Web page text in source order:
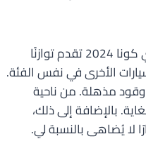
من خلال تجربتي، لاحظت أن هيونداي كونا 2024 تقدم توازنًا
الأخرى في نفس الفئة.
مذهلة. من ناحية
بالإضافة إلى ذلك،
لا يُضاهى بالنسبة لي.